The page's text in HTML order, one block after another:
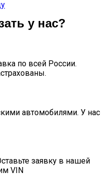
у нас?
по всей России.
автомобилями. У нас
заявку в нашей
VIN